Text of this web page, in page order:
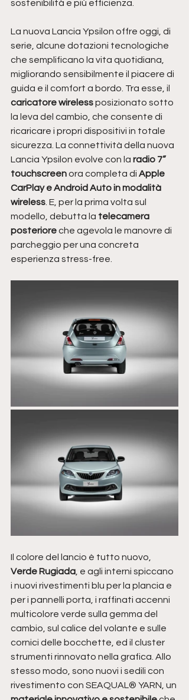
sostenibilità e più efficienza.
La nuova Lancia Ypsilon offre oggi, di
serie, alcune dotazioni tecnologiche
che semplificano la vita quotidiana,
migliorando sensibilmente il piacere di
guida e il comfort a bordo. Tra esse, il
caricatore wireless posizionato sotto
la leva del cambio, che consente di
ricaricare i propri dispositivi in totale
sicurezza. La connettività della nuova
Lancia Ypsilon evolve con la radio 7”
touchscreen ora completa di Apple
CarPlay e Android Auto in modalità
wireless. E, per la prima volta sul
modello, debutta la telecamera
posteriore che agevola le manovre di
parcheggio per una concreta
esperienza stress-free.
Il colore del lancio è tutto nuovo,
Verde Rugiada , e agli interni spiccano
i nuovi rivestimenti blu per la plancia e
per i pannelli porta, i raffinati accenni
multicolore verde sulla gemma del
cambio, sul calice del volante e sulle
cornici delle bocchette, ed il cluster
strumenti rinnovato nella grafica. Allo
stesso modo, sono nuovi i sedili con
rivestimento con SEAQUAL® YARN, un